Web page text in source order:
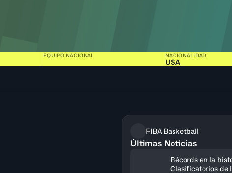
EQUIPO NACIONAL NACIONALIDAD
USA
FIBA Basketball
Últimas Noticias
Récords en la
Clasificatorios de